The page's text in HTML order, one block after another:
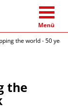
Menü
the world - 50
the